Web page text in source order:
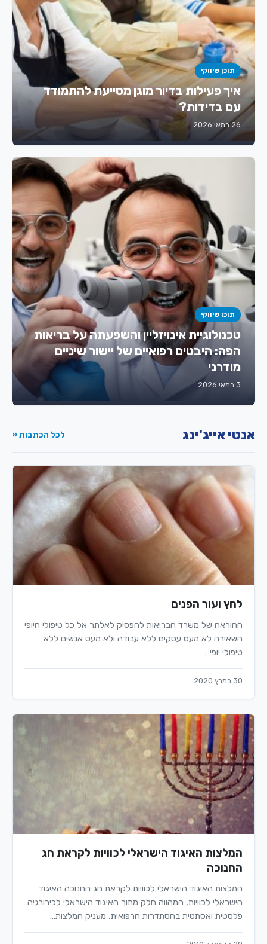
תוכן שיווקי
איך פעילות בדיור מוגן מסייעת להתמודד
עם בדידות?
26 במאי 2026
תוכן שיווקי
טכנולוגיית אינויזליין והשפעתה על בריאות
הפה: היבטים רפואיים של יישור שיניים
מודרני
3 במאי 2026
אנטי אייג'ינג לכל הכתבות «
לחץ ועור הפנים
ההוראה של משרד הבריאות להפסיק לאלתר אל כל טיפולי היופי
השאירה לא מעט עסקים ללא עבודה ולא מעט אנשים ללא
טיפולי יופי…
30 במרץ 2020
המלצות האיגוד הישראלי לכוויות לקראת חג
החנוכה
המלצות האיגוד הישראלי לכוויות לקראת חג החנוכה האיגוד
הישראלי לכוויות, המהווה חלק מתוך האיגוד הישראלי לכירורגיה
פלסטית ואסתטית בהסתדרות הרפואית, מעניק המלצות…